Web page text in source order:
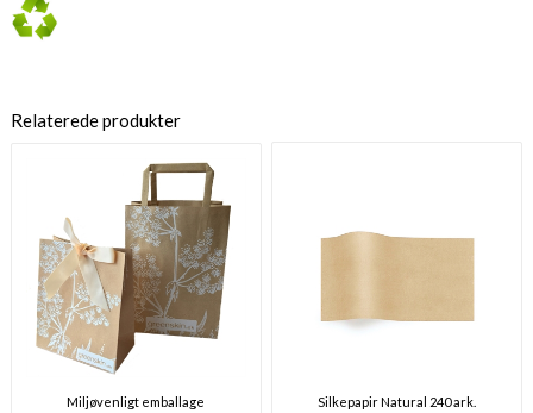
Relaterede produkter
Miljøvenligt emballage Silkepapir Natural 240 ark.